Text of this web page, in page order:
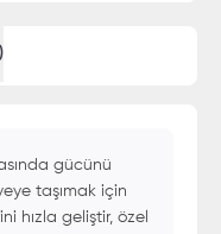
)
gücünü
taşımak için
hızla geliştir, özel